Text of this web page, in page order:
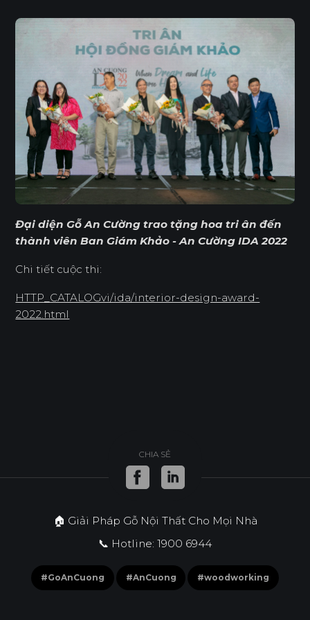
Đại diện Gỗ An Cường trao tặng hoa tri ân đến
thành viên Ban Giám Khảo - An Cường IDA 2022
Chi tiết cuộc thi:
HTTP_CATALOGvi/ida/interior-design-award-
2022.html
CHIA SẺ
🏠 Giải Pháp Gỗ Nội Thất Cho Mọi Nhà
📞 Hotline: 1900 6944
#GoAnCuong #AnCuong #woodworking